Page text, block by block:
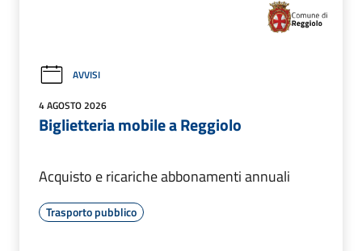
AVVISI
4 AGOSTO 2026
Biglietteria mobile a Reggiolo
Acquisto e ricariche abbonamenti annuali
Trasporto pubblico